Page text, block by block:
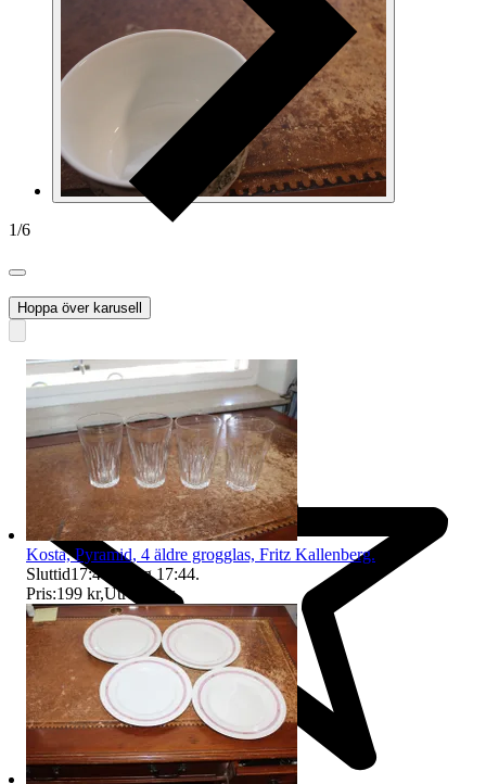
1/6
axel_42
Hoppa över karusell
Kosta, Pyramid, 4 äldre grogglas, Fritz Kallenberg.
Sluttid17:44 6 aug 17:44.
Pris:199 kr,Utropspris.